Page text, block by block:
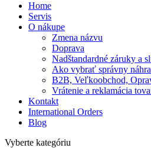
Home
Servis
O nákupe
Zmena názvu
Doprava
Nadštandardné záruky a
Ako vybrať správny
B2B, Veľkoobchod,
Vrátenie a reklamácia
Kontakt
International Orders
Blog
Vyberte kategóriu